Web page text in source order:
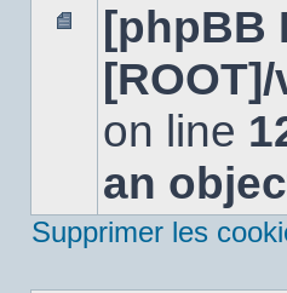
Aucun
message
non
[phpBB
on line
an
Supprimer les